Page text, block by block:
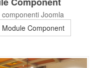
Joomla
Component